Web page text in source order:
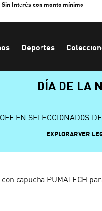
Sin Interés con monto mínimo
Deportes
DÍA DE LA
EN SELECCIONADOS
EXPLORARVER
capucha PUMATECH